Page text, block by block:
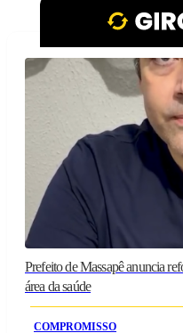
Prefeito de Massapê anuncia
área da saúde
COMPROMISSO